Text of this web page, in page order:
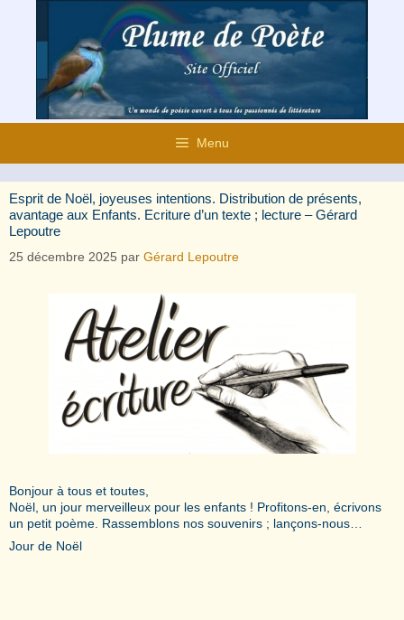
contenu
Menu
Esprit de Noël, joyeuses intentions. Distribution de présents,
avantage aux Enfants. Ecriture d’un texte ; lecture – Gérard
Lepoutre
25 décembre 2025 par Gérard Lepoutre
Bonjour à tous et toutes,
Noël, un jour merveilleux pour les enfants ! Profitons-en, écrivons
un petit poème. Rassemblons nos souvenirs ; lançons-nous…
Jour de Noël